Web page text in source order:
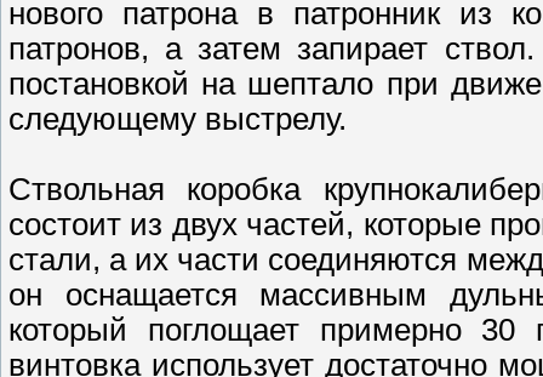
нового патрона в патронник из
патронов, а затем запирает
постановкой на шептало при
следующему выстрелу.
Ствольная коробка
состоит из двух частей, которые
стали, а их части соединяются
он оснащается массивным
который поглощает примерно 30
винтовка использует достаточно